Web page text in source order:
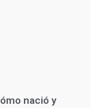
nació y